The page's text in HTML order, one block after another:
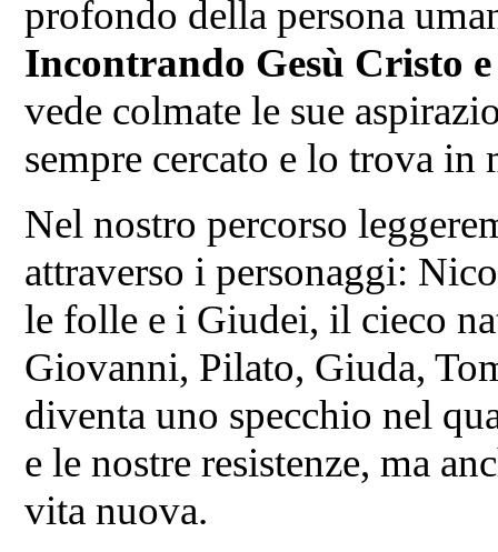
profondo della persona
Incontrando Gesù Cristo
vede colmate le sue
sempre cercato e lo trova
Nel nostro percorso
attraverso i personaggi:
le folle e i Giudei, il cieco
Giovanni, Pilato, Giuda,
diventa uno specchio nel
e le nostre resistenze, ma
vita nuova.